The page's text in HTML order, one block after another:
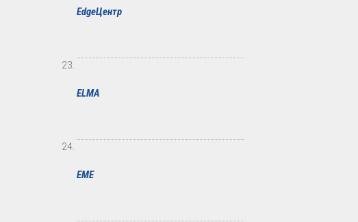
EdgeЦентр
ELMA
EME